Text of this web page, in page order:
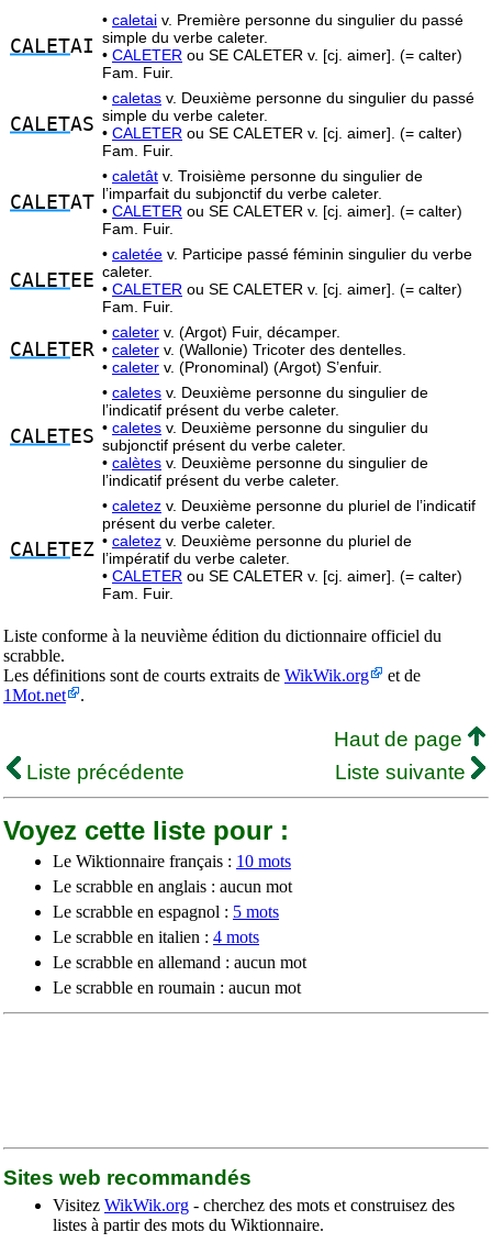
CALETAI
• caletai v. Première personne du singulier du passé
simple du verbe caleter.
• CALETER ou SE CALETER v. [cj. aimer]. (= calter)
Fam. Fuir.
CALETAS
• caletas v. Deuxième personne du singulier du passé
simple du verbe caleter.
• CALETER ou SE CALETER v. [cj. aimer]. (= calter)
Fam. Fuir.
CALETAT
• caletât v. Troisième personne du singulier de
l’imparfait du subjonctif du verbe caleter.
• CALETER ou SE CALETER v. [cj. aimer]. (= calter)
Fam. Fuir.
CALETEE
• caletée v. Participe passé féminin singulier du verbe
caleter.
• CALETER ou SE CALETER v. [cj. aimer]. (= calter)
Fam. Fuir.
CALETER
• caleter v. (Argot) Fuir, décamper.
• caleter v. (Wallonie) Tricoter des dentelles.
• caleter v. (Pronominal) (Argot) S’enfuir.
CALETES
• caletes v. Deuxième personne du singulier de
l’indicatif présent du verbe caleter.
• caletes v. Deuxième personne du singulier du
subjonctif présent du verbe caleter.
• calètes v. Deuxième personne du singulier de
l’indicatif présent du verbe caleter.
CALETEZ
• caletez v. Deuxième personne du pluriel de l’indicatif
présent du verbe caleter.
• caletez v. Deuxième personne du pluriel de
l’impératif du verbe caleter.
• CALETER ou SE CALETER v. [cj. aimer]. (= calter)
Fam. Fuir.
Liste conforme à la neuvième édition du dictionnaire officiel du
scrabble.
Les définitions sont de courts extraits de WikWik.org
et de
1Mot.net
.
Haut de page
Liste précédente
Liste suivante
Voyez cette liste pour :
Le Wiktionnaire français : 10 mots
Le scrabble en anglais : aucun mot
Le scrabble en espagnol : 5 mots
Le scrabble en italien : 4 mots
Le scrabble en allemand : aucun mot
Le scrabble en roumain : aucun mot
Sites web recommandés
Visitez WikWik.org - cherchez des mots et construisez des
listes à partir des mots du Wiktionnaire.